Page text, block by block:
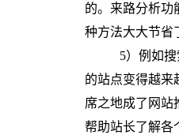
的。来路分析功
种方法大大节省
5）例如
的站点变得越来
席之地成了网站
帮助站长了解各